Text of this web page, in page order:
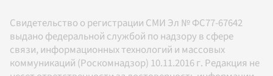
Свидетельство о регистрации СМИ Эл № ФС77-67642
выдано федеральной службой по надзору в сфере
связи, информационных технологий и массовых
коммуникаций (Роскомнадзор) 10.11.2016 г. Редакция не